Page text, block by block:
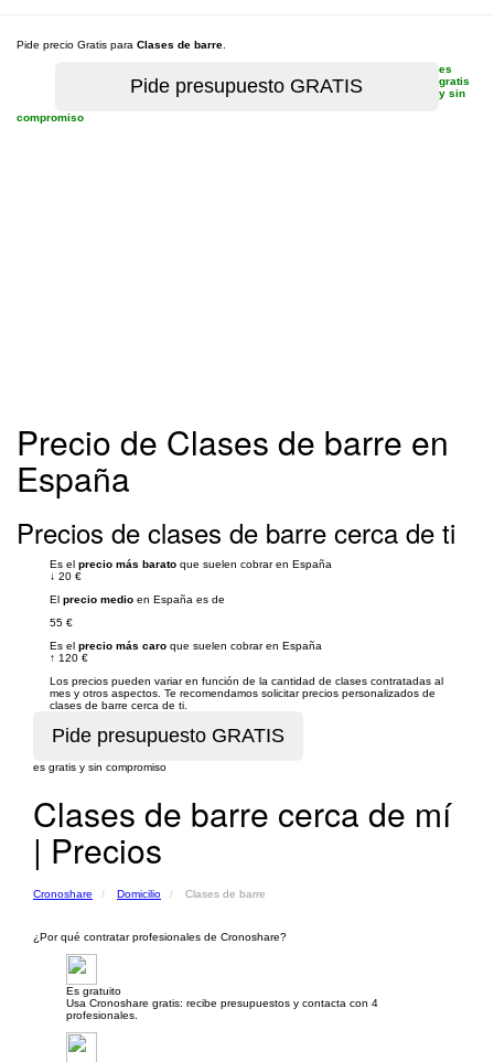
Pide precio Gratis para Clases de barre
es
gratis
y sin
compromiso
Precio de Clases de barre en
España
Precios de clases de barre cerca de ti
Es el precio más barato que suelen cobrar en España
↓ 20 €
El precio medio en España es de
55 €
Es el precio más caro que suelen cobrar en España
↑ 120 €
Los precios pueden variar en función de la cantidad de clases contratadas al
mes y otros aspectos. Te recomendamos solicitar precios personalizados de
clases de barre cerca de ti.
es gratis y sin compromiso
Clases de barre cerca de mí
| Precios
Cronoshare Domicilio Clases de barre
¿Por qué contratar profesionales de Cronoshare?
Es gratuito
Usa Cronoshare gratis: recibe presupuestos y contacta con 4
profesionales.